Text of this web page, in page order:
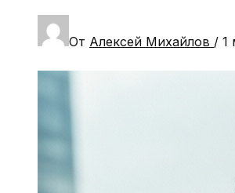
От Алексей Михайлов / 1